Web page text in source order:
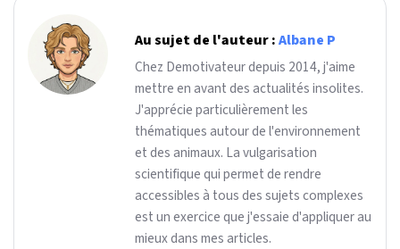
Au sujet de l'auteur :Albane P
Chez Demotivateur depuis 2014, j'aime
mettre en avant des actualités insolites.
J'apprécie particulièrement les
thématiques autour de l'environnement
et des animaux. La vulgarisation
scientifique qui permet de rendre
accessibles à tous des sujets complexes
est un exercice que j'essaie d'appliquer au
mieux dans mes articles.